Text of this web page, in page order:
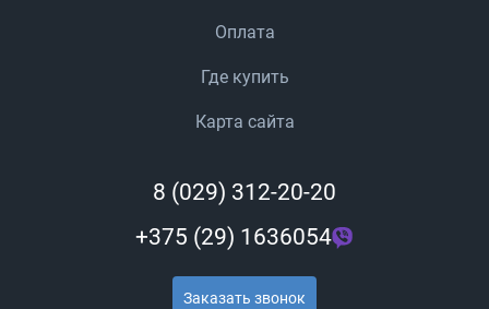
Оплата
Где купить
Карта сайта
8 (029) 312-20-20
+375 (29) 1636054
Заказать звонок